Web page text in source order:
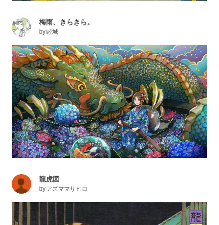
梅雨、きらきら。
by睦城
龍虎図
by アズママサヒロ